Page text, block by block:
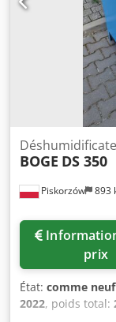
Piskorzów 893
BOGE DS 350
prix
État: comme
2022, poids total: